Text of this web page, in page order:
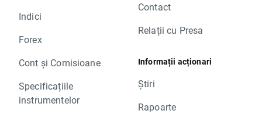
Indici
Forex
Cont și Comisioane
Specificațiile
instrumentelor
Contact
Relații cu Presa
Informații acționari
Știri
Rapoarte